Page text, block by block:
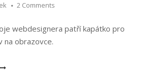
2 Comments
webdesignera patří kapátko pro
na obrazovce.